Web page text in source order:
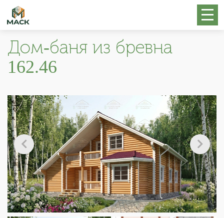
Дом-баня из бревна
162.46